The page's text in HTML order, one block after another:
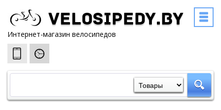
Velosipedy.by
Интернет-магазин велосипедов